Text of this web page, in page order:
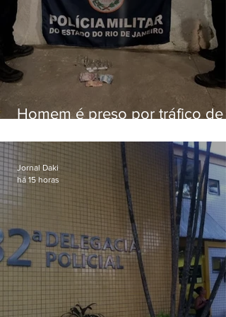
Homem é preso por tráfico de
Jornal Daki
há 15 horas